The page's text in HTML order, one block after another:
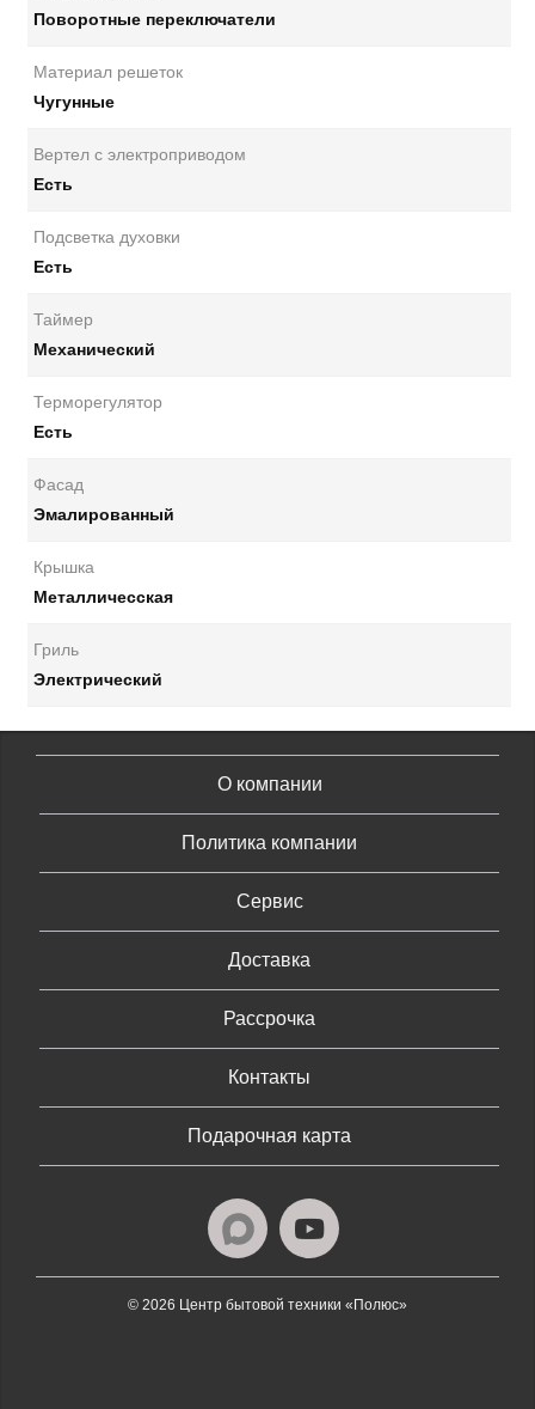
Поворотные переключатели
Материал решеток
Чугунные
Вертел с электроприводом
Есть
Подсветка духовки
Есть
Таймер
Механический
Терморегулятор
Есть
Фасад
Эмалированный
Крышка
Металличесская
Гриль
Электрический
О компании
Политика компании
Сервис
Доставка
Рассрочка
Контакты
Подарочная карта
© 2026 Центр бытовой техники «Полюс»